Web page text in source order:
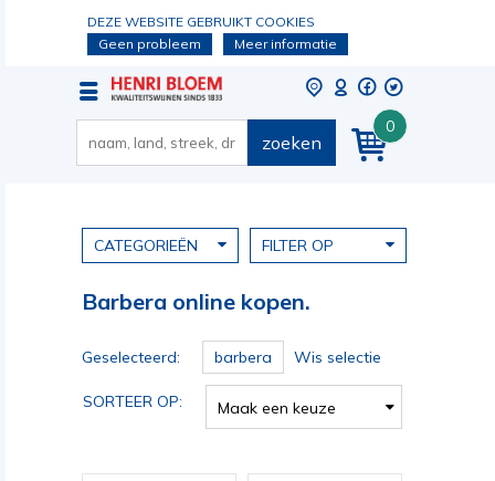
DEZE WEBSITE GEBRUIKT COOKIES
Geen probleem
Meer informatie
0
zoeken
CATEGORIEËN FILTER OP
Barbera online kopen.
Geselecteerd: barbera Wis selectie
SORTEER OP: Maak een keuze